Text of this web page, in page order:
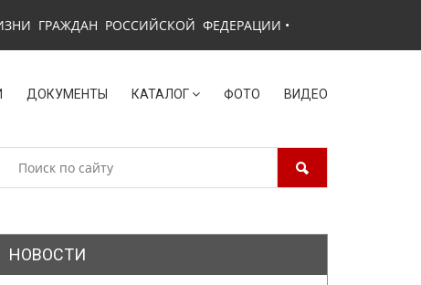
ГРАЖДАН РОССИЙСКОЙ ФЕДЕРАЦИИ •
ДОКУМЕНТЫ КАТАЛОГ ФОТО ВИДЕО
НОВОСТИ